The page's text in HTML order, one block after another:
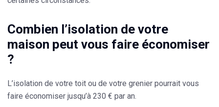
Combien l’isolation de votre
maison peut vous faire économiser
?
L’isolation de votre toit ou de votre grenier pourrait vous
faire économiser jusqu’à 230 € par an.